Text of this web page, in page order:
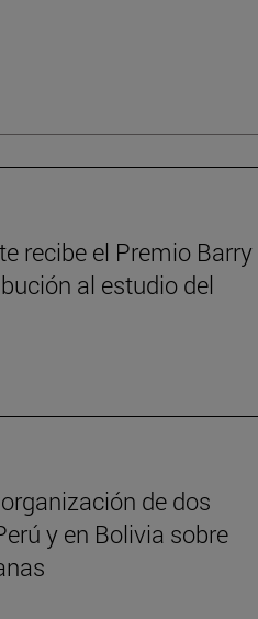
recibe el Premio
al estudio del
de dos
y en Bolivia sobre